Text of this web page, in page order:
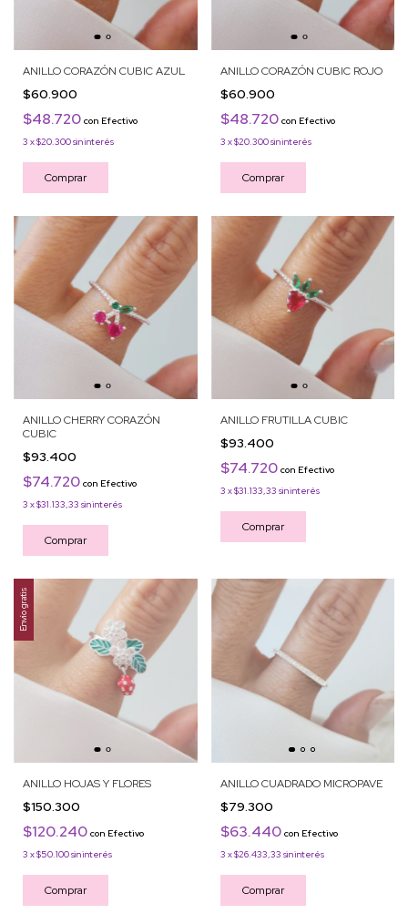
ANILLO CORAZÓN CUBIC AZUL
$60.900
$48.720 con Efectivo
3 x$20.300sin interés
Comprar
ANILLO CORAZÓN CUBIC ROJO
$60.900
$48.720 con Efectivo
3 x$20.300sin interés
Comprar
ANILLO CHERRY CORAZÓN
CUBIC
$93.400
$74.720 con Efectivo
3 x$31.133,33 sin interés
Comprar
ANILLO FRUTILLA CUBIC
$93.400
$74.720 con Efectivo
3 x$31.133,33 sin interés
Comprar
Envío gratis
ANILLO HOJAS Y FLORES
$150.300
$120.240 con Efectivo
3 x$50.100sin interés
Comprar
ANILLO CUADRADO MICROPAVE
$79.300
$63.440 con Efectivo
3 x$26.433,33 sin interés
Comprar